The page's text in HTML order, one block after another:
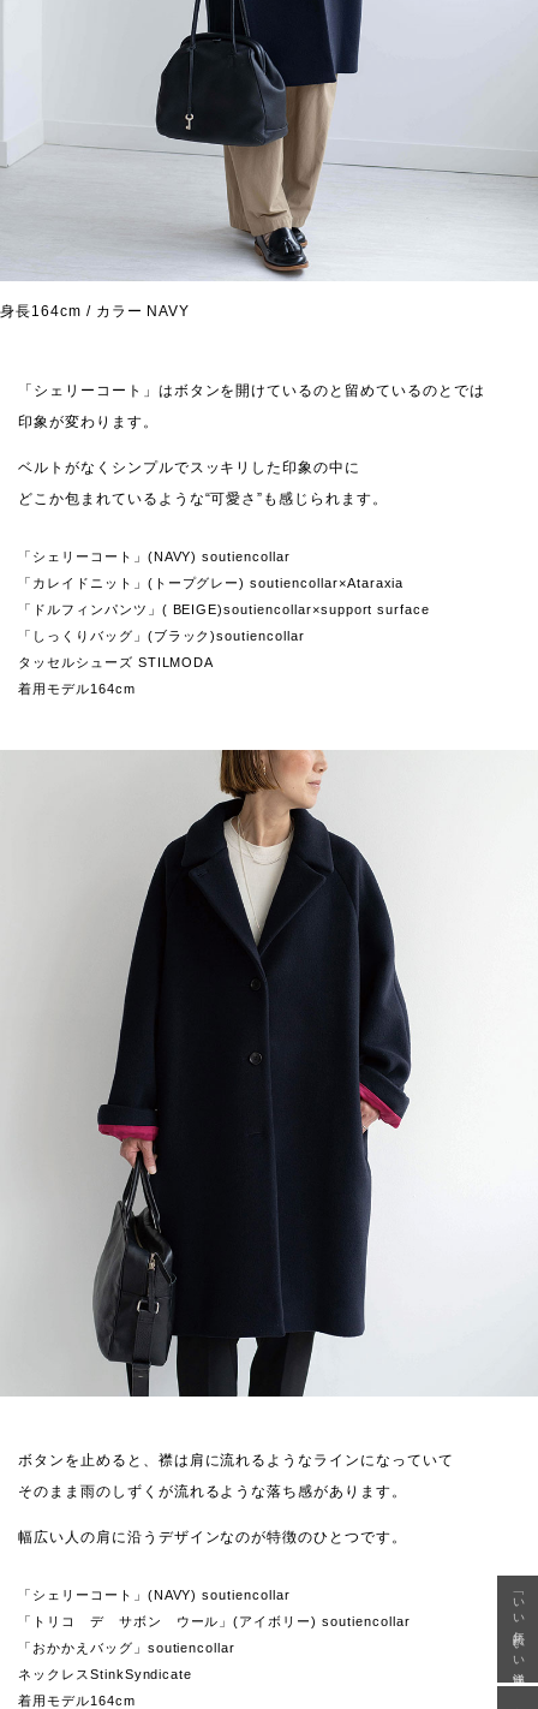
身長164cm / カラー NAVY
「シェリーコート」はボタンを開けているのと留めているのとでは
印象が変わります。
ベルトがなくシンプルでスッキリした印象の中に
どこか包まれているような“可愛さ”も感じられます。
「シェリーコート」(NAVY) soutiencollar
「カレイドニット」(トープグレー) soutiencollar×Ataraxia
「ドルフィンパンツ」( BEIGE)soutiencollar×support surface
「しっくりバッグ」(ブラック)soutiencollar
タッセルシューズ STILMODA
着用モデル164cm
ボタンを止めると、襟は肩に流れるようなラインになっていて
そのまま雨のしずくが流れるような落ち感があります。
幅広い人の肩に沿うデザインなのが特徴のひとつです。
「シェリーコート」(NAVY) soutiencollar
「トリコ デ サボン ウール」(アイボリー) soutiencollar
「おかかえバッグ」soutiencollar
ネックレスStinkSyndicate
着用モデル164cm
「いい年齢 いい洋服」